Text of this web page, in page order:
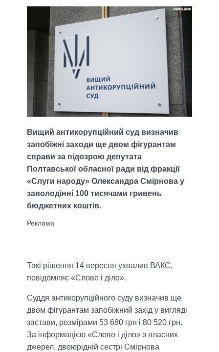
Вищий антикорупційний суд визначив
запобіжні заходи ще двом фігурантам
справи за підозрою депутата
Полтавської обласної ради від фракції
«Слуги народу» Олександра Смірнова у
заволодінні 100 тисячами гривень
бюджетних коштів.
Такі рішення 14 вересня ухвалив ВАКС,
повідомляє «Слово і діло».
Суддя антикорупційного суду визначив ще
двом фігурантам запобіжний захід у вигляді
застави, розмірами 53 680 грн і 80 520 грн.
За інформацією «Слово і діло» з власних
джерел, двоюрідній сестрі Смірнова